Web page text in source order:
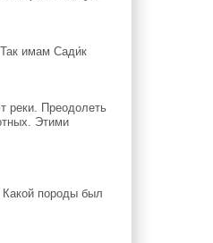
Так имам Сади́к
реки. Преодолеть
Этими
Какой породы был